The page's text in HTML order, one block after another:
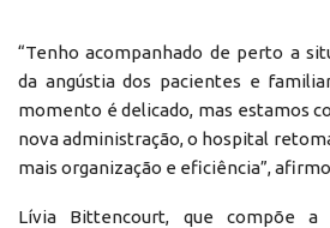
“Tenho acompanhado de perto a
da angústia dos pacientes e
momento é delicado, mas estamos
nova administração, o hospital
mais organização e eficiência”,
Lívia Bittencourt, que compõe a